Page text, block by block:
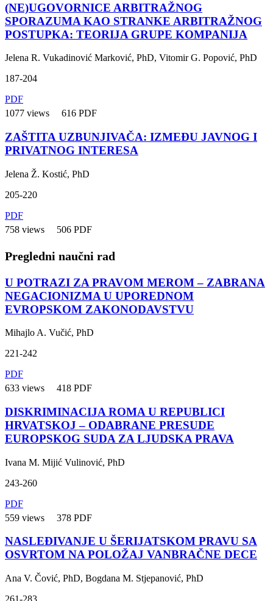
(NE)UGOVORNICE ARBITRAŽNOG
SPORAZUMA KAO STRANKE ARBITRAŽNOG
POSTUPKA: TEORIJA GRUPE KOMPANIJA
Jelena R. Vukadinović Marković, PhD, Vitomir G. Popović, PhD
187-204
PDF
1077 views 616 PDF
ZAŠTITA UZBUNJIVAČA: IZMEĐU JAVNOG I
PRIVATNOG INTERESA
Jelena Ž. Kostić, PhD
205-220
PDF
758 views 506 PDF
Pregledni naučni rad
U POTRAZI ZA PRAVOM MEROM – ZABRANA
NEGACIONIZMA U UPOREDNOM
EVROPSKOM ZAKONODAVSTVU
Mihajlo A. Vučić, PhD
221-242
PDF
633 views 418 PDF
DISKRIMINACIJA ROMA U REPUBLICI
HRVATSKOJ – ODABRANE PRESUDE
EUROPSKOG SUDA ZA LJUDSKA PRAVA
Ivana M. Mijić Vulinović, PhD
243-260
PDF
559 views 378 PDF
NASLEĐIVANJE U ŠERIJATSKOM PRAVU SA
OSVRTOM NA POLOŽAJ VANBRAČNE DECE
Ana V. Čović, PhD, Bogdana M. Stjepanović, PhD